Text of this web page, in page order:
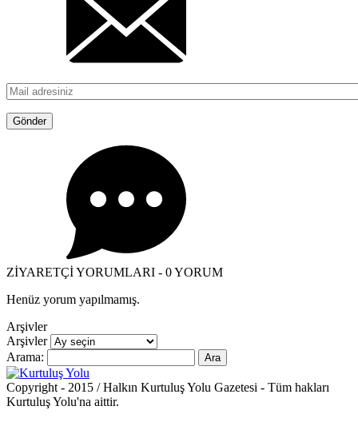
ZİYARETÇİ YORUMLARI - 0 YORUM
Henüz yorum yapılmamış.
Arşivler
Arşivler
Arama:
Copyright - 2015 / Halkın Kurtuluş Yolu Gazetesi - Tüm hakları
Kurtuluş Yolu'na aittir.